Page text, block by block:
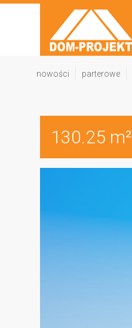
nowości parterowe
130.25 m²